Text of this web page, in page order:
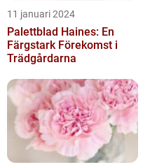
11 januari 2024
Palettblad Haines: En
Färgstark Förekomst i
Trädgårdarna